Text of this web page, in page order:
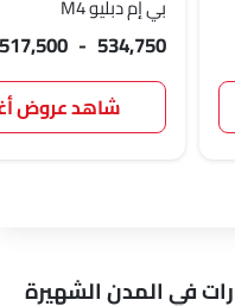
بي إم دبليو M4
517,500 - 534,750
شاهد عروض
في المدن الشهيرة